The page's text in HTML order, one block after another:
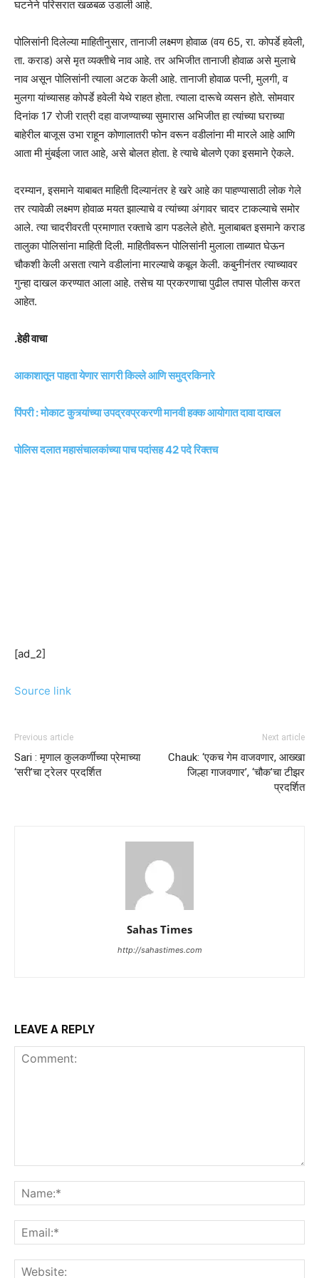
घटनेने परिसरात खळबळ उडाली आहे.
पोलिसांनी दिलेल्‍या माहितीनुसार, तानाजी लक्ष्मण होवाळ (वय 65, रा. कोपर्डे हवेली,
ता. कराड) असे मृत व्यक्तीचे नाव आहे. तर अभिजीत तानाजी होवाळ असे मुलाचे
नाव असून पोलिसांनी त्‍याला अटक केली आहे. तानाजी होवाळ पत्नी, मुलगी, व
मुलगा यांच्यासह कोपर्डे हवेली येथे राहत होता. त्याला दारूचे व्यसन होते. सोमवार
दिनांक 17 रोजी रात्री दहा वाजण्याच्या सुमारास अभिजीत हा त्यांच्या घराच्या
बाहेरील बाजूस उभा राहून कोणालातरी फोन वरून वडीलांना मी मारले आहे आणि
आता मी मुंबईला जात आहे, असे बोलत होता. हे त्‍याचे बोलणे एका इसमाने ऐकले.
दरम्‍यान, इसमाने याबाबत माहिती दिल्‍यानंतर हे खरे आहे का पाहण्यासाठी लोक गेले
तर त्‍यावेळी लक्ष्मण होवाळ मयत झाल्याचे व त्यांच्या अंगावर चादर टाकल्याचे समोर
आले. त्या चादरीवरती प्रमाणात रक्ताचे डाग पडलेले होते. मुलाबाबत इसमाने कराड
तालुका पोलिसांना माहिती दिली. माहितीवरून पोलिसांनी मुलाला ताब्यात घेऊन
चौकशी केली असता त्‍याने वडीलांना मारल्‍याचे कबूल केली. कबुनीनंतर त्‍याच्यावर
गुन्हा दाखल करण्यात आला आहे. तसेच या प्रकरणाचा पुढील तपास पोलीस करत
आहेत.
.हेही वाचा
आकाशातून पाहता येणार सागरी किल्ले आणि समुद्रकिनारे
पिंपरी : मोकाट कुत्र्यांच्या उपद्रवप्रकरणी मानवी हक्क आयोगात दावा दाखल
पोलिस दलात महासंचालकांच्या पाच पदांसह 42 पदे रिक्तच
[ad_2]
Source link
Previous article
Sari : मृणाल कुलकर्णीच्या प्रेमाच्या
‘सरी’चा ट्रेलर प्रदर्शित
Next article
Chauk: ‘एकच गेम वाजवणार, आख्खा
जिल्हा गाजवणार’, ‘चौक’चा टीझर
प्रदर्शित
Sahas Times
http://sahastimes.com
LEAVE A REPLY